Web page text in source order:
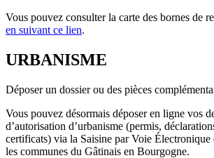
Vous pouvez consulter la carte des bornes de
en suivant ce lien.
URBANISME
Déposer un dossier ou des pièces
Vous pouvez désormais déposer en ligne vos
d’autorisation d’urbanisme (permis,
certificats) via la Saisine par Voie
les communes du Gâtinais en Bourgogne.